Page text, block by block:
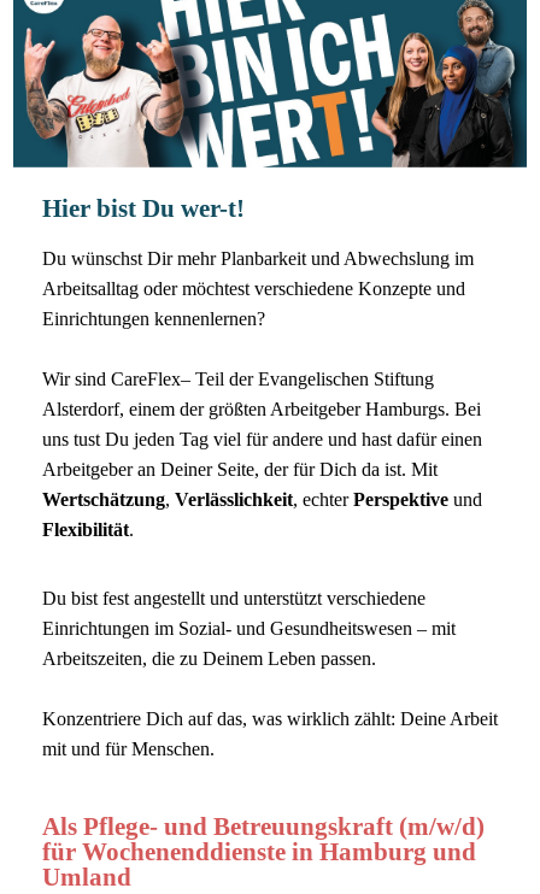
Hier bist Du wer-t!
Du wünschst Dir mehr Planbarkeit und Abwechslung im
Arbeitsalltag oder möchtest verschiedene Konzepte und
Einrichtungen kennenlernen?
Wir sind CareFlex– Teil der Evangelischen Stiftung
Alsterdorf, einem der größten Arbeitgeber Hamburgs. Bei
uns tust Du jeden Tag viel für andere und hast dafür einen
Arbeitgeber an Deiner Seite, der für Dich da ist. Mit
Wertschätzung, Verlässlichkeit, echterPerspektive und
Flexibilität.
Du bist fest angestellt und unterstützt verschiedene
Einrichtungen im Sozial- und Gesundheitswesen – mit
Arbeitszeiten, die zu Deinem Leben passen.
Konzentriere Dich auf das, was wirklich zählt: Deine Arbeit
mit und für Menschen.
Als Pflege- und Betreuungskraft (m/w/d)
für Wochenenddienste in Hamburg und
Umland